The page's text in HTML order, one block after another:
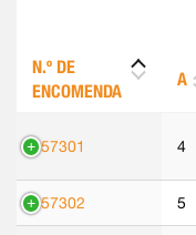
N.º DE
ENCOMENDA
A
557301 4
557302 5